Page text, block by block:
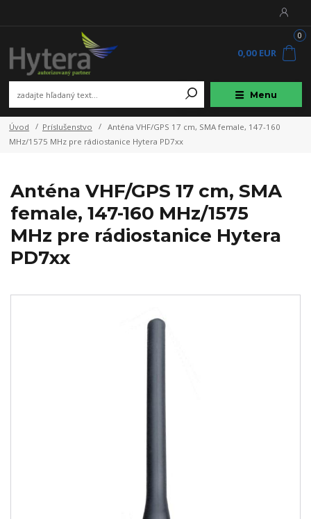
Menu
0
0,00 EUR
Úvod Príslušenstvo
Anténa VHF/GPS 17 cm, SMA female, 147-160
MHz/1575 MHz pre rádiostanice Hytera PD7xx
Anténa VHF/GPS 17 cm, SMA
female, 147-160 MHz/1575
MHz pre rádiostanice Hytera
PD7xx